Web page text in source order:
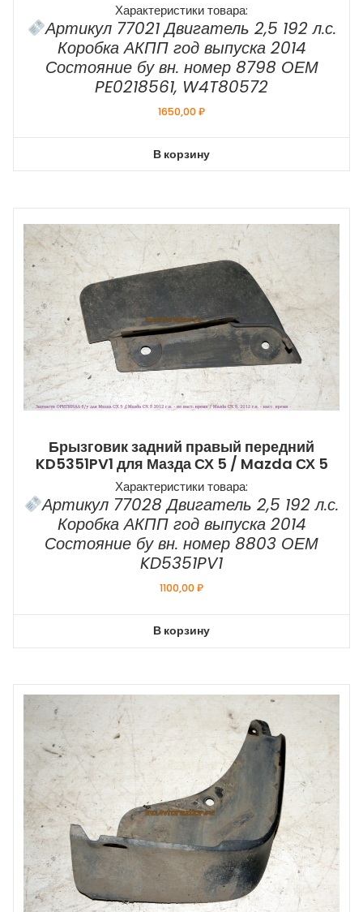
Характеристики товара:
Артикул 77021 Двигатель 2,5 192 л.с.
Коробка АКПП год выпуска 2014
Состояние бу вн. номер 8798 ОЕМ
PE0218561, W4T80572
1650,00₽
В корзину
Брызговик задний правый передний
KD5351PV1 для Мазда СХ 5 / Mazda СХ 5
Характеристики товара:
Артикул 77028 Двигатель 2,5 192 л.с.
Коробка АКПП год выпуска 2014
Состояние бу вн. номер 8803 ОЕМ
KD5351PV1
1100,00₽
В корзину